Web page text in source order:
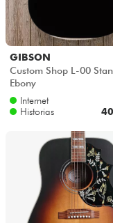
GIBSON
Custom Shop L-00
Ebony
Internet
Historias